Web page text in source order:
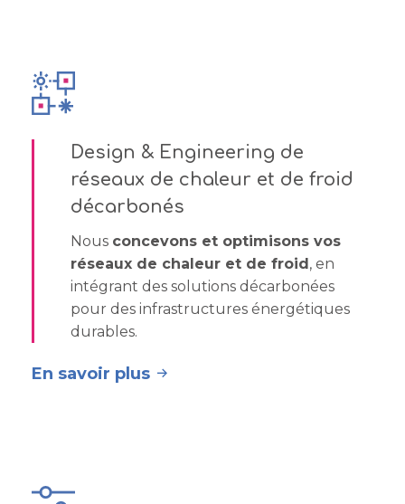
Design & Engineering de
réseaux de chaleur et de froid
décarbonés
Nous concevons et optimisons vos
réseaux de chaleur et de froid, en
intégrant des solutions décarbonées
pour des infrastructures énergétiques
durables.
En savoir plus